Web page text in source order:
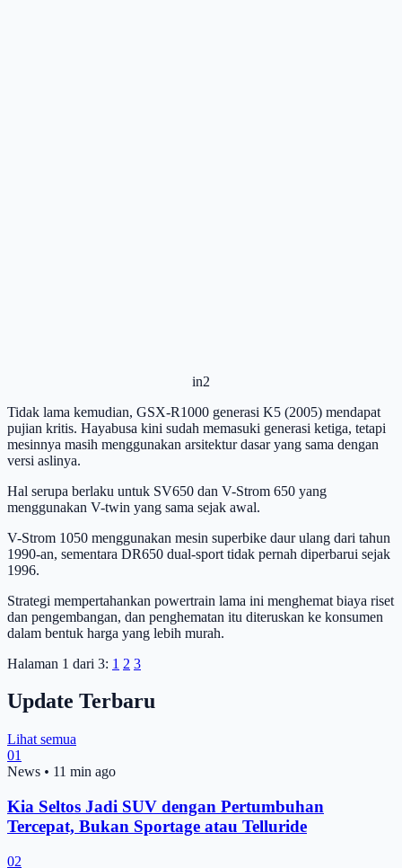
in2
Tidak lama kemudian, GSX-R1000 generasi K5 (2005) mendapat
pujian kritis. Hayabusa kini sudah memasuki generasi ketiga, tetapi
mesinnya masih menggunakan arsitektur dasar yang sama dengan
versi aslinya.
Hal serupa berlaku untuk SV650 dan V-Strom 650 yang
menggunakan V-twin yang sama sejak awal.
V-Strom 1050 menggunakan mesin superbike daur ulang dari tahun
1990-an, sementara DR650 dual-sport tidak pernah diperbarui sejak
1996.
Strategi mempertahankan powertrain lama ini menghemat biaya riset
dan pengembangan, dan penghematan itu diteruskan ke konsumen
dalam bentuk harga yang lebih murah.
Halaman 1 dari 3: 1 2 3
Update Terbaru
Lihat semua
01
News • 11 min ago
Kia Seltos Jadi SUV dengan Pertumbuhan
Tercepat, Bukan Sportage atau Telluride
02